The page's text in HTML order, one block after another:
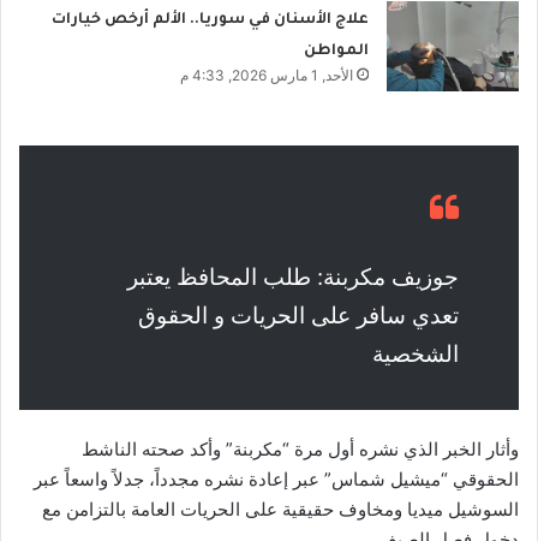
علاج الأسنان في سوريا.. الألم أرخص خيارات
المواطن
الأحد, 1 مارس 2026, 4:33 م
جوزيف مكربنة: طلب المحافظ يعتبر
تعدي سافر على الحريات و الحقوق
الشخصية
وأثار الخبر الذي نشره أول مرة “مكربنة” وأكد صحته الناشط
الحقوقي “ميشيل شماس” عبر إعادة نشره مجدداً، جدلاً واسعاً عبر
السوشيل ميديا ومخاوف حقيقية على الحريات العامة بالتزامن مع